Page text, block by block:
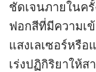
ชัดเจนภายในค
ฟอกสีที่มีความเ
แสงเลเซอร์หรือ
เร่งปฏิกิริยาให้ส